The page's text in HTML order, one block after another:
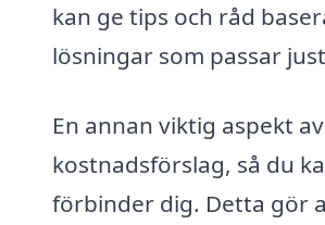
kan ge tips och råd
lösningar som passar
En annan viktig aspekt
kostnadsförslag, så du
förbinder dig. Detta gör